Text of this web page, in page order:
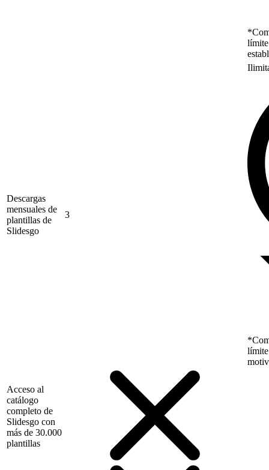
Descargas
mensuales de
plantillas de
Slidesgo
3
límite
Acceso al
catálogo
completo de
Slidesgo con
más de 30.000
plantillas